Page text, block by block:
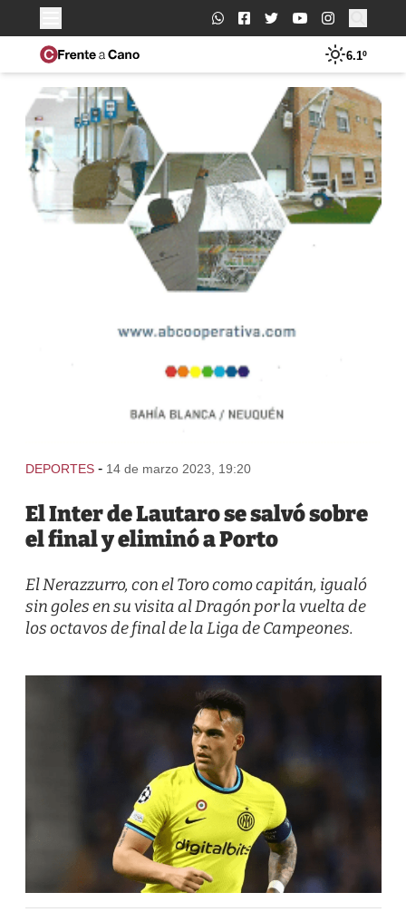
Buscar:
6.1º
DEPORTES - 14 de marzo 2023, 19:20
El Inter de Lautaro se salvó sobre
el final y eliminó a Porto
El Nerazzurro, con el Toro como capitán, igualó
sin goles en su visita al Dragón por la vuelta de
los octavos de final de la Liga de Campeones.